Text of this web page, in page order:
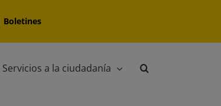
Boletines
Servicios a la ciudadanía